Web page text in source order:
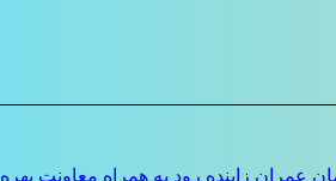
عمران زاینده رود به همراه معاونت بهره